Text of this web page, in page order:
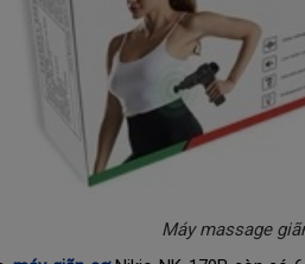
Máy massage